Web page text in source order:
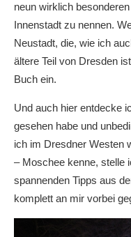
neun wirklich
Innenstadt zu nennen.
Neustadt, die, wie ich
ältere Teil von Dresden
Buch ein.
Und auch hier entdecke
gesehen habe und
ich im Dresdner Westen
– Moschee kenne, stelle
spannenden Tipps aus
komplett an mir vorbei